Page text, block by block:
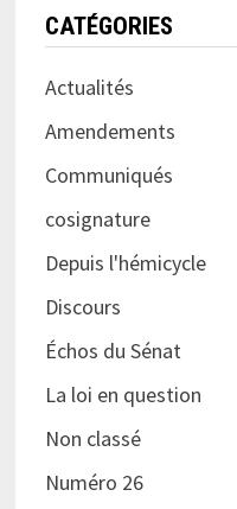
CATÉGORIES
Actualités
Amendements
Communiqués
cosignature
Depuis l'hémicycle
Discours
Échos du Sénat
La loi en question
Non classé
Numéro 26